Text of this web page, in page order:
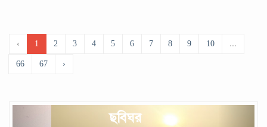
‹ 1 2 3 4 5 6 7 8 9 10
...
66
67 ›
ছবিঘর